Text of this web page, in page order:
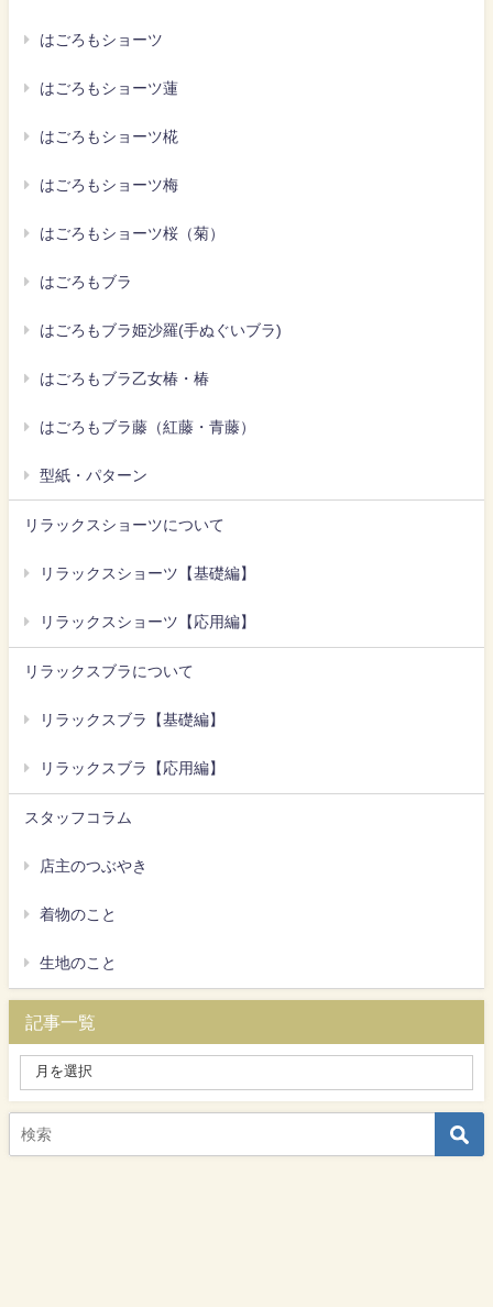
はごろもショーツ
はごろもショーツ蓮
はごろもショーツ椛
はごろもショーツ梅
はごろもショーツ桜（菊）
はごろもブラ
はごろもブラ姫沙羅(手ぬぐいブラ)
はごろもブラ乙女椿・椿
はごろもブラ藤（紅藤・青藤）
型紙・パターン
リラックスショーツについて
リラックスショーツ【基礎編】
リラックスショーツ【応用編】
リラックスブラについて
リラックスブラ【基礎編】
リラックスブラ【応用編】
スタッフコラム
店主のつぶやき
着物のこと
生地のこと
記事一覧